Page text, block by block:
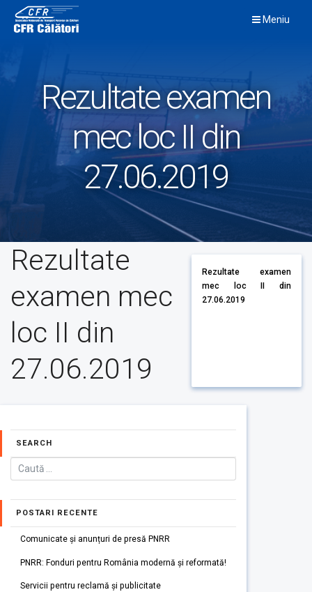
content
Meniu
Rezultate examen
mec loc II din
27.06.2019
Rezultate
examen mec
loc II din
27.06.2019
Rezultate examen
mec loc II din
27.06.2019
SEARCH
POSTARI RECENTE
Comunicate și anunțuri de presă PNRR
PNRR: Fonduri pentru România modernă și reformată!
Servicii pentru reclamă și publicitate